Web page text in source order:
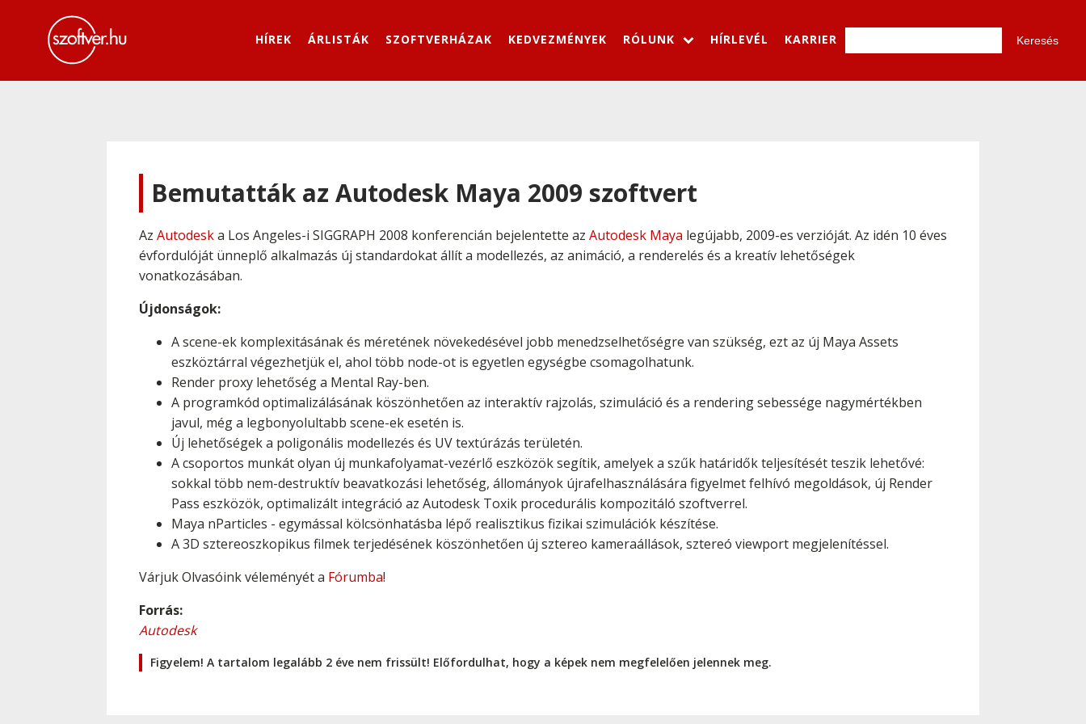
HÍREK ÁRLISTÁK SZOFTVERHÁZAK KEDVEZMÉNYEK RÓLUNK HÍRLEVÉL KARRIER
Bemutatták az Autodesk Maya 2009 szoftvert
Az Autodeska Los Angeles-i SIGGRAPH 2008 konferencián bejelentette az Autodesk Maya legújabb, 2009-es verzióját. Az idén 10 éves
évfordulóját ünneplő alkalmazás új standardokat állít a modellezés, az animáció, a renderelés és a kreatív lehetőségek
vonatkozásában.
Újdonságok:
A scene-ek komplexitásának és méretének növekedésével jobb menedzselhetőségre van szükség, ezt az új Maya Assets
eszköztárral végezhetjük el, ahol több node-ot is egyetlen egységbe csomagolhatunk.
Render proxy lehetőség a Mental Ray-ben.
A programkód optimalizálásának köszönhetően az interaktív rajzolás, szimuláció és a rendering sebessége nagymértékben
javul, még a legbonyolultabb scene-ek esetén is.
Új lehetőségek a poligonális modellezés és UV textúrázás területén.
A csoportos munkát olyan új munkafolyamat-vezérlő eszközök segítik, amelyek a szűk határidők teljesítését teszik lehetővé:
sokkal több nem-destruktív beavatkozási lehetőség, állományok újrafelhasználására figyelmet felhívó megoldások, új Render
Pass eszközök, optimalizált integráció az Autodesk Toxik procedurális kompozitáló szoftverrel.
Maya nParticles - egymással kölcsönhatásba lépő realisztikus fizikai szimulációk készítése.
A 3D sztereoszkopikus filmek terjedésének köszönhetően új sztereo kameraállások, sztereó viewport megjelenítéssel.
Várjuk Olvasóink véleményét a Fórumba!
Forrás:
Autodesk
Figyelem! A tartalom legalább 2 éve nem frissült! Előfordulhat, hogy a képek nem megfelelően jelennek meg.